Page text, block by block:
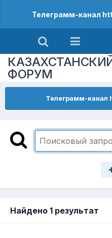
Телеграмм-канал
ФОРУМ
Телеграмм-
Найдено 1 результат